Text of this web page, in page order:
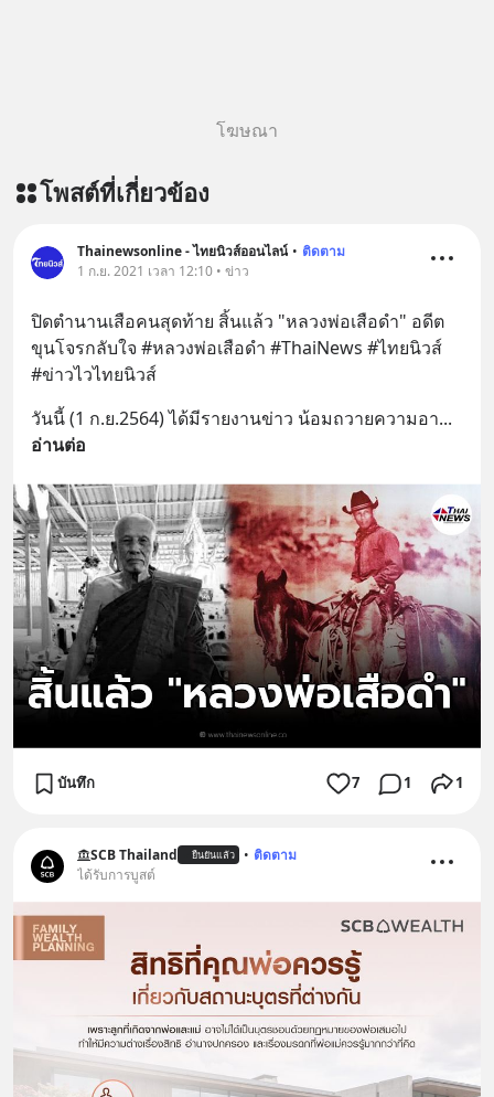
โฆษณา
โพสต์ที่เกี่ยวข้อง
Thainewsonline - ไทยนิวส์ออนไลน์ • ติดตาม
1 ก.ย. 2021 เวลา 12:10 • ข่าว
ปิดตำนานเสือคนสุดท้าย สิ้นแล้ว "หลวงพ่อเสือดำ" อดีต
ขุนโจรกลับใจ #หลวงพ่อเสือดำ #ThaiNews #ไทยนิวส์
#ข่าวไวไทยนิวส์
วันนี้ (1 ก.ย.2564) ได้มีรายงานข่าว น้อมถวายความอา
อ่านต่อ
บันทึก 7 1 1
SCB Thailand ยืนยันแล้ว • ติดตาม
ได้รับการบูสต์